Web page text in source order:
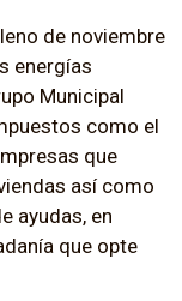
de noviembre
energías
Municipal
como el
que
así como
ayudas, en
que opte